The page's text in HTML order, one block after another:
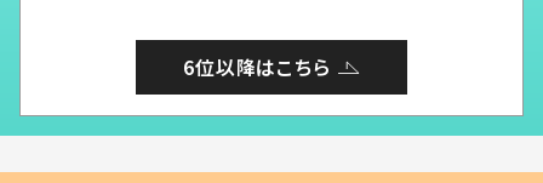
6位以降はこちら